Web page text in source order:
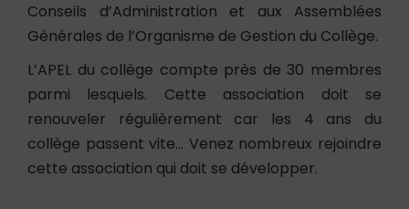
Conseils d’Administration et aux Assemblées
Générales de l’Organisme de Gestion du Collège.
L’APEL du collège compte près de 30 membres
parmi lesquels. Cette association doit se
renouveler régulièrement car les 4 ans du
collège passent vite… Venez nombreux rejoindre
cette association qui doit se développer.